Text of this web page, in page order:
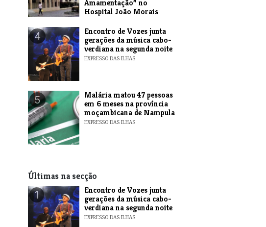
Amamentação” no
Hospital João Morais
4
Encontro de Vozes junta
gerações da música cabo-
verdiana na segunda noite
EXPRESSO DAS ILHAS
5
​Malária matou 47 pessoas
em 6 meses na província
moçambicana de Nampula
EXPRESSO DAS ILHAS
Últimas na secção
1
Encontro de Vozes junta
gerações da música cabo-
verdiana na segunda noite
EXPRESSO DAS ILHAS